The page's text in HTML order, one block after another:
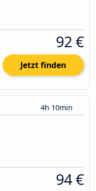
92 €
Jetzt finden
4h 10min
94 €